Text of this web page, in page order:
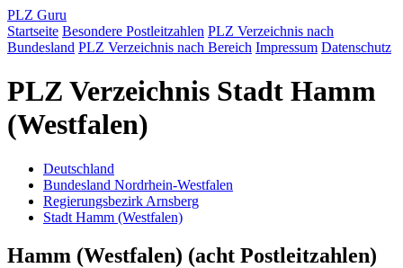
PLZ Guru
Startseite Besondere Postleitzahlen PLZ Verzeichnis nach
Bundesland PLZ Verzeichnis nach Bereich Impressum Datenschutz
PLZ Verzeichnis Stadt Hamm
(Westfalen)
Deutschland
Bundesland Nordrhein-Westfalen
Regierungsbezirk Arnsberg
Stadt Hamm (Westfalen)
Hamm (Westfalen) (acht Postleitzahlen)